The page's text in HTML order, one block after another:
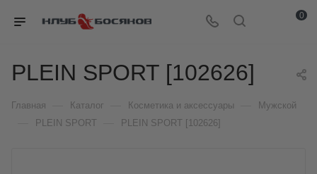
0
PLEIN SPORT [102626]
Главная Каталог Косметика и аксессуары Мужской
PLEIN SPORT PLEIN SPORT [102626]